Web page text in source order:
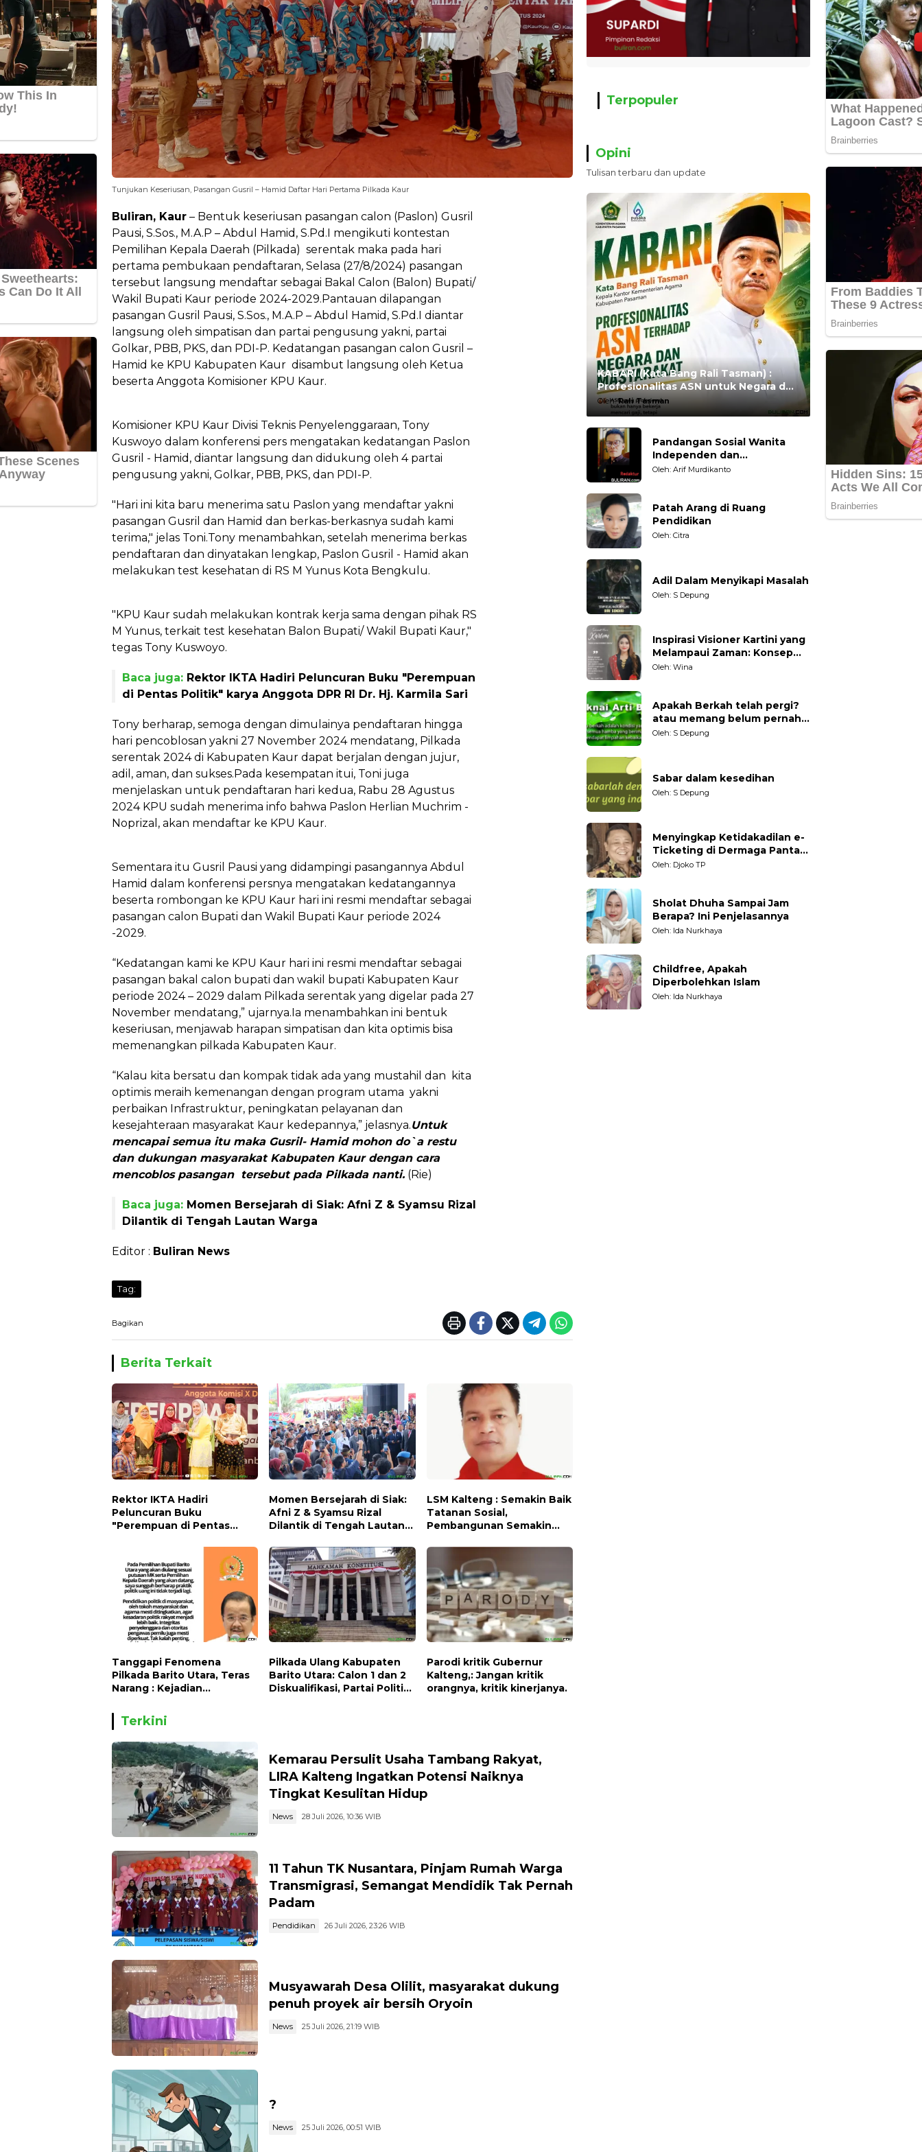
Tunjukan Keseriusan, Pasangan Gusril – Hamid Daftar Hari Pertama Pilkada Kaur
Buliran, Kaur – Bentuk keseriusan pasangan calon (Paslon) Gusril
Pausi, S.Sos., M.A.P – Abdul Hamid, S.Pd.I mengikuti kontestan
Pemilihan Kepala Daerah (Pilkada) serentak maka pada hari
pertama pembukaan pendaftaran, Selasa (27/8/2024) pasangan
tersebut langsung mendaftar sebagai Bakal Calon (Balon) Bupati/
Wakil Bupati Kaur periode 2024-2029.Pantauan dilapangan
pasangan Gusril Pausi, S.Sos., M.A.P – Abdul Hamid, S.Pd.I diantar
langsung oleh simpatisan dan partai pengusung yakni, partai
Golkar, PBB, PKS, dan PDI-P. Kedatangan pasangan calon Gusril –
Hamid ke KPU Kabupaten Kaur disambut langsung oleh Ketua
beserta Anggota Komisioner KPU Kaur.
Komisioner KPU Kaur Divisi Teknis Penyelenggaraan, Tony
Kuswoyo dalam konferensi pers mengatakan kedatangan Paslon
Gusril - Hamid, diantar langsung dan didukung oleh 4 partai
pengusung yakni, Golkar, PBB, PKS, dan PDI-P.
"Hari ini kita baru menerima satu Paslon yang mendaftar yakni
pasangan Gusril dan Hamid dan berkas-berkasnya sudah kami
terima," jelas Toni.Tony menambahkan, setelah menerima berkas
pendaftaran dan dinyatakan lengkap, Paslon Gusril - Hamid akan
melakukan test kesehatan di RS M Yunus Kota Bengkulu.
"KPU Kaur sudah melakukan kontrak kerja sama dengan pihak RS
M Yunus, terkait test kesehatan Balon Bupati/ Wakil Bupati Kaur,"
tegas Tony Kuswoyo.
Baca juga: Rektor IKTA Hadiri Peluncuran Buku "Perempuan
di Pentas Politik" karya Anggota DPR RI Dr. Hj. Karmila Sari
Tony berharap, semoga dengan dimulainya pendaftaran hingga
hari pencoblosan yakni 27 November 2024 mendatang, Pilkada
serentak 2024 di Kabupaten Kaur dapat berjalan dengan jujur,
adil, aman, dan sukses.Pada kesempatan itui, Toni juga
menjelaskan untuk pendaftaran hari kedua, Rabu 28 Agustus
2024 KPU sudah menerima info bahwa Paslon Herlian Muchrim -
Noprizal, akan mendaftar ke KPU Kaur.
Sementara itu Gusril Pausi yang didampingi pasangannya Abdul
Hamid dalam konferensi persnya mengatakan kedatangannya
beserta rombongan ke KPU Kaur hari ini resmi mendaftar sebagai
pasangan calon Bupati dan Wakil Bupati Kaur periode 2024
-2029.
“Kedatangan kami ke KPU Kaur hari ini resmi mendaftar sebagai
pasangan bakal calon bupati dan wakil bupati Kabupaten Kaur
periode 2024 – 2029 dalam Pilkada serentak yang digelar pada 27
November mendatang,” ujarnya.Ia menambahkan ini bentuk
keseriusan, menjawab harapan simpatisan dan kita optimis bisa
memenangkan pilkada Kabupaten Kaur.
“Kalau kita bersatu dan kompak tidak ada yang mustahil dan kita
optimis meraih kemenangan dengan program utama yakni
perbaikan Infrastruktur, peningkatan pelayanan dan
kesejahteraan masyarakat Kaur kedepannya,” jelasnya.Untuk
mencapai semua itu maka Gusril- Hamid mohon do`a restu
dan dukungan masyarakat Kabupaten Kaur dengan cara
mencoblos pasangan tersebut pada Pilkada nanti. (Rie)
Baca juga: Momen Bersejarah di Siak: Afni Z & Syamsu Rizal
Dilantik di Tengah Lautan Warga
Editor : Buliran News
Tag:
Bagikan
Berita Terkait
Rektor IKTA Hadiri
Peluncuran Buku
"Perempuan di Pentas
Momen Bersejarah di Siak:
Afni Z & Syamsu Rizal
Dilantik di Tengah Lautan
LSM Kalteng : Semakin Baik
Tatanan Sosial,
Pembangunan Semakin
Tanggapi Fenomena
Pilkada Barito Utara, Teras
Narang : Kejadian
Kalimantan Tengah
Pilkada Ulang Kabupaten
Barito Utara: Calon 1 dan 2
Diskualifikasi, Partai Politik
Parodi kritik Gubernur
Kalteng,: Jangan kritik
orangnya, kritik kinerjanya.
Terkini
Kemarau Persulit Usaha Tambang Rakyat,
LIRA Kalteng Ingatkan Potensi Naiknya
Tingkat Kesulitan Hidup
News 28 Juli 2026, 10:36 WIB
11 Tahun TK Nusantara, Pinjam Rumah Warga
Transmigrasi, Semangat Mendidik Tak Pernah
Padam
Pendidikan 26 Juli 2026, 23:26 WIB
Musyawarah Desa Olilit, masyarakat dukung
penuh proyek air bersih Oryoin
News 25 Juli 2026, 21:19 WIB
?
News 25 Juli 2026, 00:51 WIB
Terpopuler
Opini
Tulisan terbaru dan update
KABARI (Kata Bang Rali Tasman) :
Profesionalitas ASN untuk Negara dan
Masyarakat
Oleh:Rali Tasman
Pandangan Sosial Wanita
Independen dan
Karakteristiknya
Oleh: Arif Murdikanto
Patah Arang di Ruang
Pendidikan
Oleh: Citra
Adil Dalam Menyikapi Masalah
Oleh: S Depung
Inspirasi Visioner Kartini yang
Melampaui Zaman: Konsep
Kecakapan Hidup bagi
Oleh: Wina
Apakah Berkah telah pergi?
atau memang belum pernah
datang?
Oleh: S Depung
Sabar dalam kesedihan
Oleh: S Depung
Menyingkap Ketidakadilan e-
Ticketing di Dermaga Pantai
Kartini Jepara, terhadap
Oleh: Djoko TP
Sholat Dhuha Sampai Jam
Berapa? Ini Penjelasannya
Oleh: Ida Nurkhaya
Childfree, Apakah
Diperbolehkan Islam
Oleh: Ida Nurkhaya